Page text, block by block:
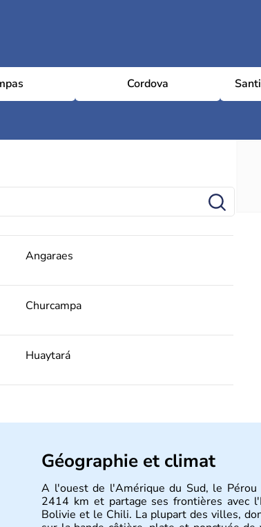
Cordova
Angaraes
Churcampa
Huaytará
Géographie et climat
A l'ouest de l'Amérique du Sud, le Pérou
2414 km et partage ses frontières avec
Bolivie et le Chili. La plupart des villes,